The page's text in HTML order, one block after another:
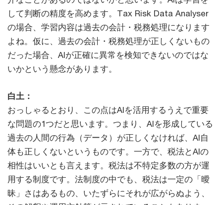
して判断の精度を高めます。Tax Risk Data Analyser
の場合、学習内容は過去の会計・税務処理になります
よね。仮に、過去の会計・税務処理が正しくないもの
だった場合、AIが正確に異常を検知できないのではな
いかという懸念があります。
白土：
おっしゃるとおり、この点はAIを活用するうえで重要
な問題の1つだと思います。つまり、AIを形成している
過去の人間の行為（データ）が正しくなければ、AI自
体も正しくないというものです。一方で、税法とAIの
相性はいいとも言えます。税法は不特定多数の方が運
用する制度です。法制度の中でも、税法は一定の「曖
昧」さはあるもの、いたずらにそれが広がらぬよう、